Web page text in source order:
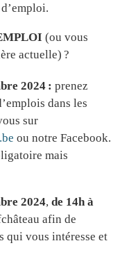
(ou vous
actuelle) ?
2024 : prenez
dans les
sur
ou notre Facebook.
mais
2024, de 14h à
afin de
qui vous intéresse et